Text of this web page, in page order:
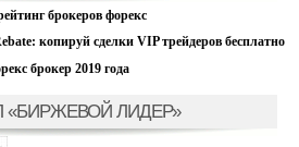
брокеров форекс
копируй сделки VIP трейдеров бесплатно
брокер 2019 года
«БИРЖЕВОЙ ЛИДЕР»